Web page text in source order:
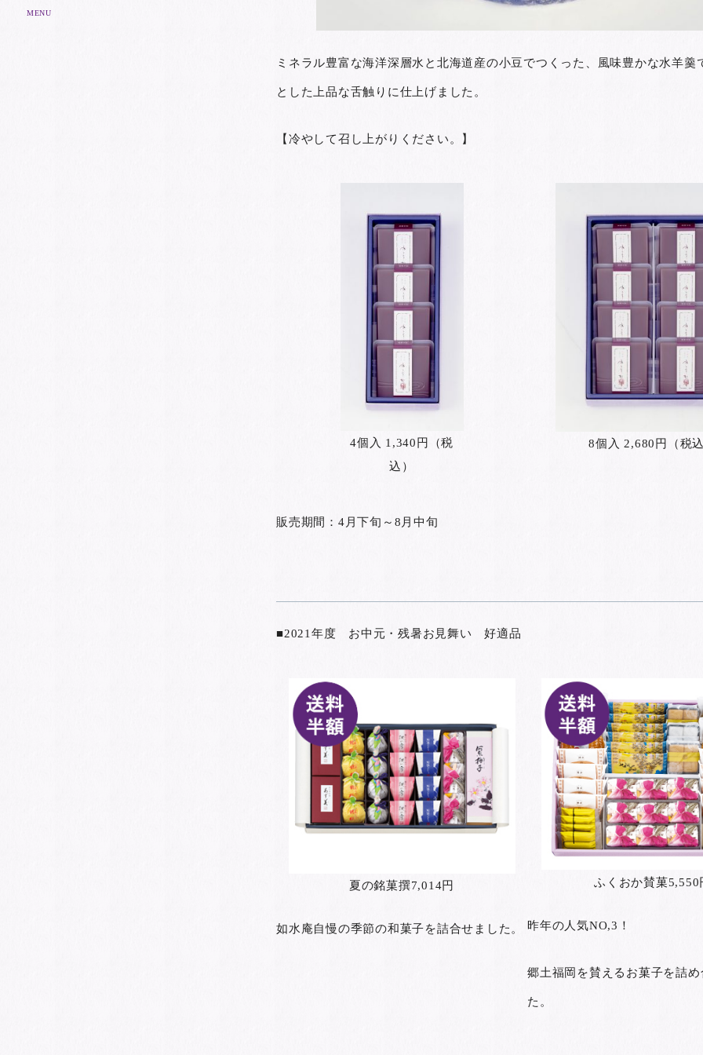
MENU
ミネラル豊富な海洋深層水と北海道産の小豆でつくった、風味豊かな水羊羹
とした上品な舌触りに仕上げました。
【冷やして召し上がりください。】
4個入 1,340円（税
込）
8個入 2,680円（税
販売期間：4月下旬～8月中旬
■2021年度 お中元・残暑お見舞い 好適品
夏の銘菓撰7,014円
如水庵自慢の季節の和菓子を詰合せました。
ふくおか賛菓5,550
昨年の人気NO,3！
郷土福岡を賛えるお菓子を詰
た。